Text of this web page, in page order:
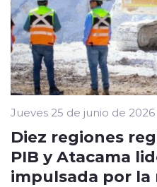
Jueves 25 de junio de 2026
Diez regiones
PIB y Atacama
impulsada por la